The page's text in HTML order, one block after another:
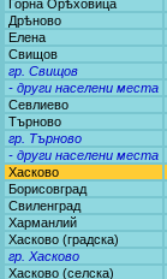
Горна Орѣховица
Дрѣново
Елена
Свищов
гр. Свищов
- други населени места
Севлиево
Търново
гр. Търново
- други населени места
Хасково
Борисовград
Свиленград
Харманлий
Хасково (градска)
гр. Хасково
Хасково (селска)